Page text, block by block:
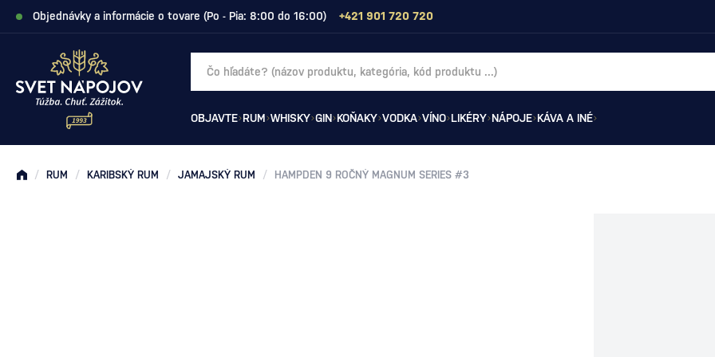
Objednávky a informácie o tovare (Po - Pia: 8:00 do 16:00) +421 901 720 720
OBJAVTE RUM WHISKY GIN KOŇAKY VODKA VÍNO LIKÉRY NÁPOJE KÁVA A INÉ
/ RUM / KARIBSKÝ RUM / JAMAJSKÝ RUM / HAMPDEN 9 ROČNÝ MAGNUM SERIES #3